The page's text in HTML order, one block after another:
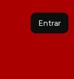
Entrar